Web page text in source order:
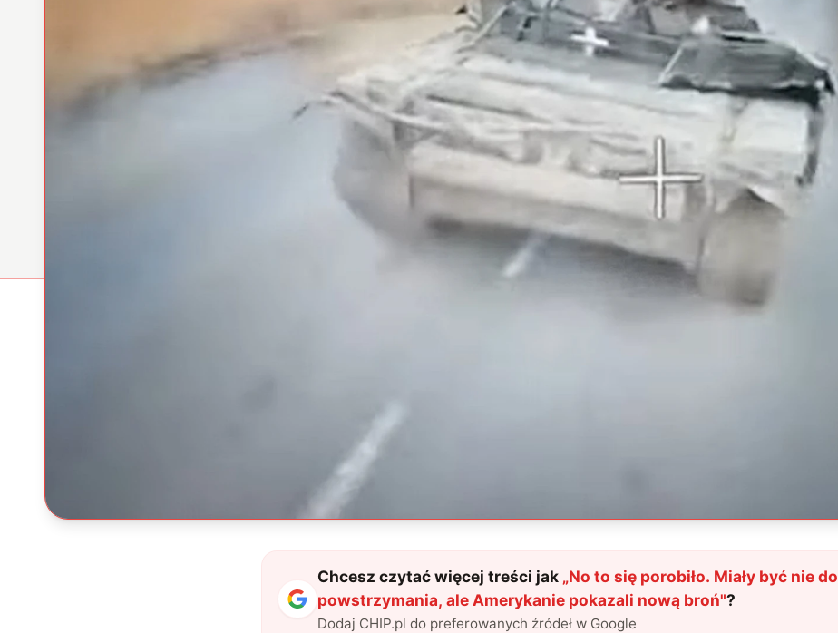
Chcesz czytać więcej treści jak „No to się porobiło. Miały być nie do
powstrzymania, ale Amerykanie pokazali nową broń"?
Dodaj CHIP.pl do preferowanych źródeł w Google